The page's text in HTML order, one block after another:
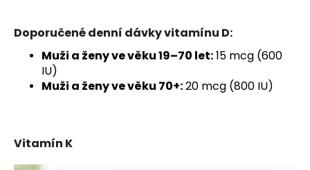
Doporučené denní dávky vitamínu D:
Muži a ženy ve věku 19–70 let:15 mcg (600
IU)
Muži a ženy ve věku 70+:20 mcg (800 IU)
Vitamín K